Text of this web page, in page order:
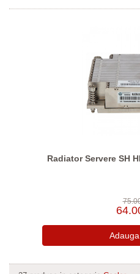
Radiator Servere SH